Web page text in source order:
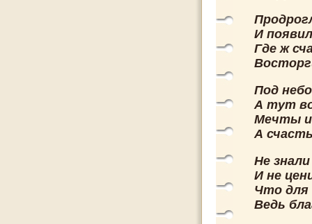
И
Где ж
Под
А тут
Мечты и
А
Не
И не
Что для
Ведь